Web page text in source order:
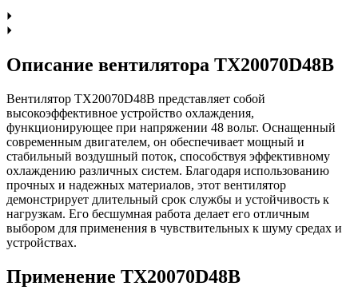
Описание вентилятора TX20070D48B
Вентилятор TX20070D48B представляет собой
высокоэффективное устройство охлаждения,
функционирующее при напряжении 48 вольт. Оснащенный
современным двигателем, он обеспечивает мощный и
стабильный воздушный поток, способствуя эффективному
охлаждению различных систем. Благодаря использованию
прочных и надежных материалов, этот вентилятор
демонстрирует длительный срок службы и устойчивость к
нагрузкам. Его бесшумная работа делает его отличным
выбором для применения в чувствительных к шуму средах и
устройствах.
Применение TX20070D48B